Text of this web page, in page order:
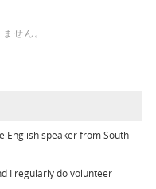
せん。
English speaker from South
I regularly do volunteer